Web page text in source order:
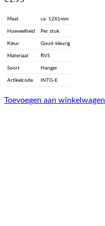
Maat ca. 12X1mm
Hoeveelheid Per stuk
Kleur Goud-kleurig
Materiaal RVS
Soort Hanger
Artikelcode INTG-E
Toevoegen aan winkelwagen